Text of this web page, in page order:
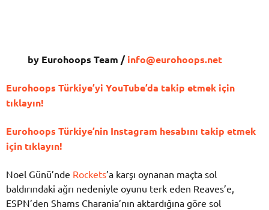
by Eurohoops Team /info@eurohoops.net
Eurohoops Türkiye’yi YouTube’da takip etmek için
tıklayın!
Eurohoops Türkiye’nin Instagram hesabını takip etmek
için tıklayın!
Noel Günü’nde Rockets’a karşı oynanan maçta sol
baldırındaki ağrı nedeniyle oyunu terk eden Reaves’e,
ESPN’den Shams Charania’nın aktardığına göre sol